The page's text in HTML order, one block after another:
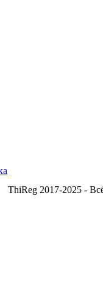
ThiReg 2017-2025 -